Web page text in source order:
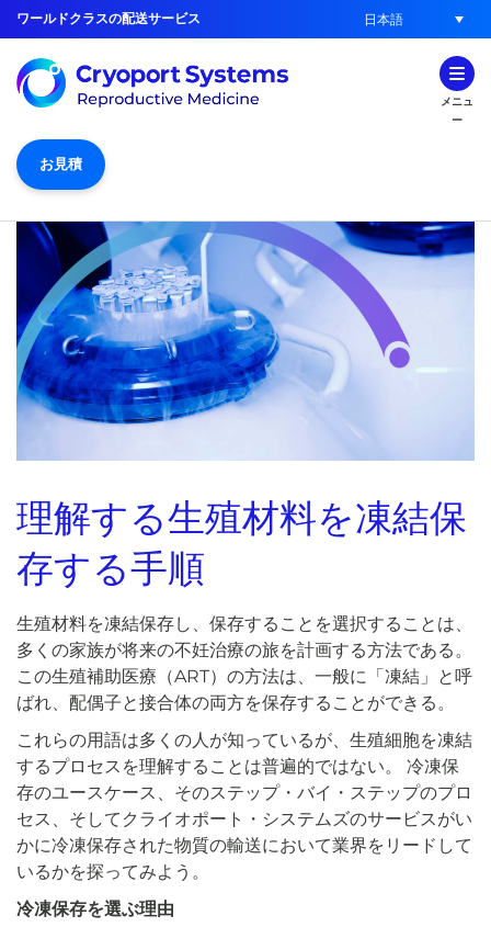
ワールドクラスの配送サービス 日本語
メニュ
ー
お見積
理解する生殖材料を凍結保
存する手順
生殖材料を凍結保存し、保存することを選択することは、
多くの家族が将来の不妊治療の旅を計画する方法である。
この生殖補助医療（ART）の方法は、一般に「凍結」と呼
ばれ、配偶子と接合体の両方を保存することができる。
これらの用語は多くの人が知っているが、生殖細胞を凍結
するプロセスを理解することは普遍的ではない。 冷凍保
存のユースケース、そのステップ・バイ・ステップのプロ
セス、そしてクライオポート・システムズのサービスがい
かに冷凍保存された物質の輸送において業界をリードして
いるかを探ってみよう。
冷凍保存を選ぶ理由